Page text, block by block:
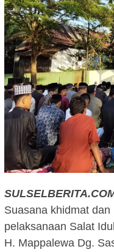
Suasana khidmat
pelaksanaan Salat
H. Mappalewa Dg.